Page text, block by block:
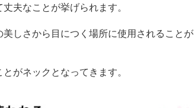
夫なことが挙げられます。
美しさから目につく場所に使用されることが
がネックとなってきます。